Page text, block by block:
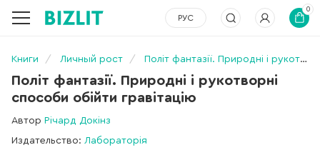
РУС
0
Книги Личный рост Політ фантазії. Природні і рукотворні способи обійти гравітацію
Політ фантазії. Природні і рукотворні
способи обійти гравітацію
Автор Річард Докінз
Издательство: Лабораторія